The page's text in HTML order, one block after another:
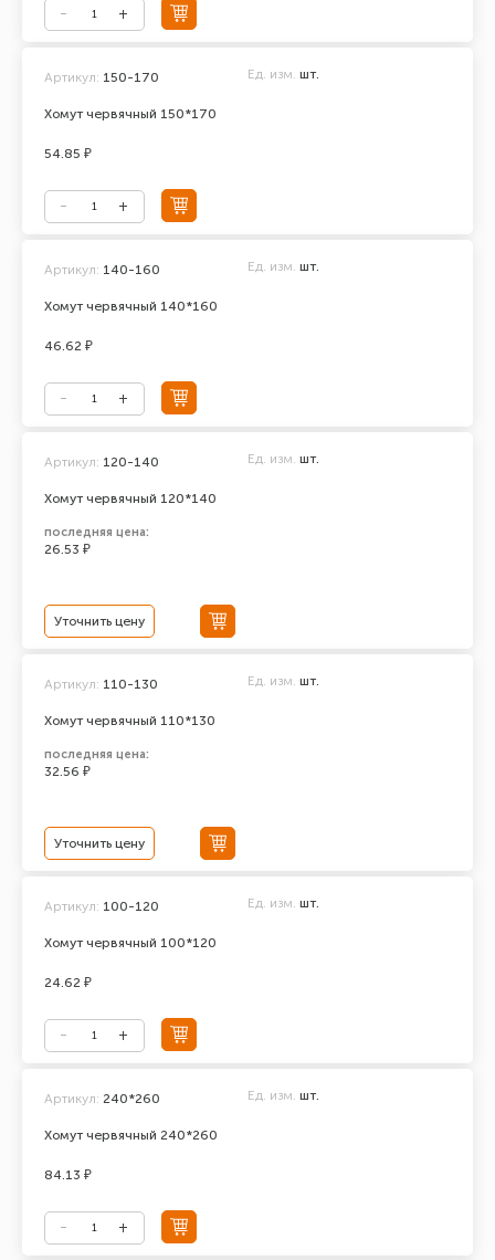
Хомут червячный 150*170
Артикул: 150-170 Ед. изм. шт.
54.85 ₽
Хомут червячный 140*160
Артикул: 140-160 Ед. изм. шт.
46.62 ₽
Хомут червячный 120*140
Артикул: 120-140 Ед. изм. шт.
последняя цена:
26.53 ₽
Уточнить цену
Хомут червячный 110*130
Артикул: 110-130 Ед. изм. шт.
последняя цена:
32.56 ₽
Уточнить цену
Хомут червячный 100*120
Артикул: 100-120 Ед. изм. шт.
24.62 ₽
Хомут червячный 240*260
Артикул: 240*260 Ед. изм. шт.
84.13 ₽